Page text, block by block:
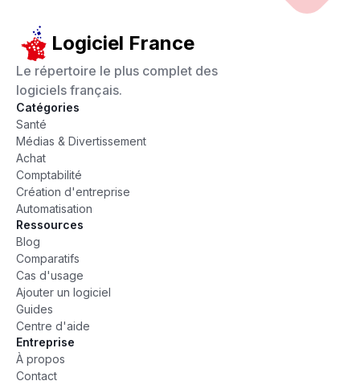
Logiciel France
Le répertoire le plus complet des
logiciels français.
Catégories
Santé
Médias & Divertissement
Achat
Comptabilité
Création d'entreprise
Automatisation
Ressources
Blog
Comparatifs
Cas d'usage
Ajouter un logiciel
Guides
Centre d'aide
Entreprise
À propos
Contact